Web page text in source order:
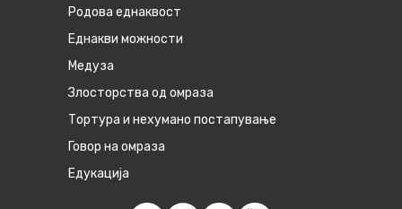
Родова еднаквост
Eднакви можности
Медуза
Злосторства од омраза
Тортура и нехумано постапување
Говор на омраза
Едукација